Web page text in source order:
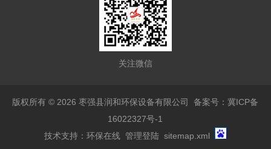
关注微信
版权所有 © 2026 枣强县润和环保设备有限公司备案号：冀ICP备
16022327号-1
技术支持： 环保在线 管理登陆 sitemap.xml